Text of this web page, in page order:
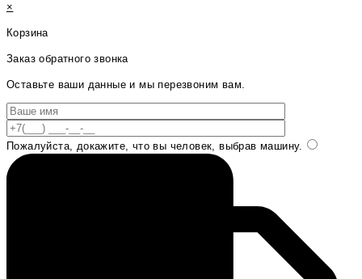
×
Корзина
Заказ обратного звонка
Оставьте ваши данные и мы перезвоним вам.
Пожалуйста, докажите, что вы человек, выбрав машину.